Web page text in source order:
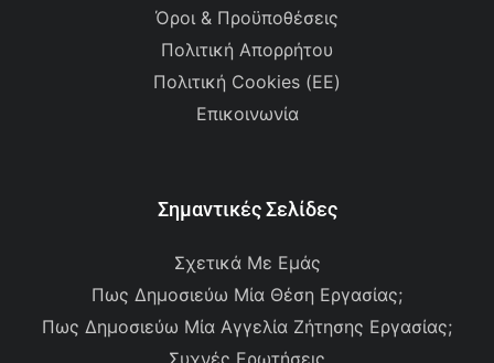
Όροι & Προϋποθέσεις
Πολιτική Απορρήτου
Πολιτική Cookies (ΕΕ)
Επικοινωνία
Σημαντικές Σελίδες
Σχετικά Με Εμάς
Πως Δημοσιεύω Μία Θέση Εργασίας;
Πως Δημοσιεύω Μία Αγγελία Ζήτησης Εργασίας;